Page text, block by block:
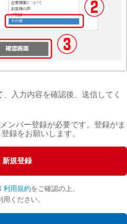
入力内容を確認後、送信してく
メンバー登録が必要です。登録がま
録をお願いします。
新規登録
利用規約をご確認の上、
用ください。